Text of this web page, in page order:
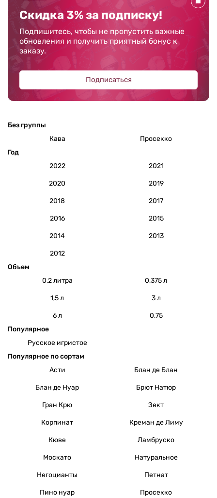
Скидка 3% за подписку!
Подпишитесь, чтобы не пропустить важные
обновления и получить приятный бонус к
заказу.
Подписаться
Без группы
Кава
Просекко
Год
2022
2021
2020 2019
2018 2017
2016 2015
2014 2013
2012
Объем
0,2 литра
0,375 л
1,5 л 3 л
6 л
0,75
Популярное
Русское игристое
Популярное по сортам
Асти
Блан де Блан
Блан де Нуар Брют Натюр
Гран Крю Зект
Корпинат Креман де Лиму
Кюве Ламбруско
Москато Натуральное
Негоцианты Петнат
Пино нуар Просекко